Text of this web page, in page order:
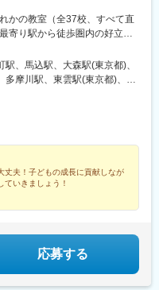
かの教室（全37校、すべて直
り駅から徒歩圏内の好立地■
池上・蒲田駅前・田園調布雪
東区・りんかい東雲・大島・
井・北品川・戸越■東京都世
豊島区・池袋・要町■東京都
横浜市・大倉山・矢向・天王
行徳■千葉県浦安市・新浦安
千代田区六番町10-2 六番町
クール内禁煙
、馬込駅、大森駅(東京都)、
摩川駅、東雲駅(東京都)、東
、早稲田駅(東京メトロ)、目黒
橋駅、早稲田駅(都電荒川線)、
、雪が谷大塚駅、越中島駅、
丈夫！子どもの成長に貢献しなが
ていきましょう！
応募する